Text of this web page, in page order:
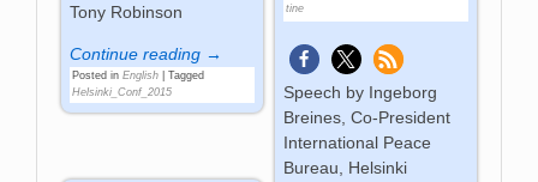
Tony Robinson
Continue reading →
Posted in English |Tagged
Helsinki_Conf_2015
tine
Speech by Ingeborg
Breines, Co-President
International Peace
Bureau, Helsinki